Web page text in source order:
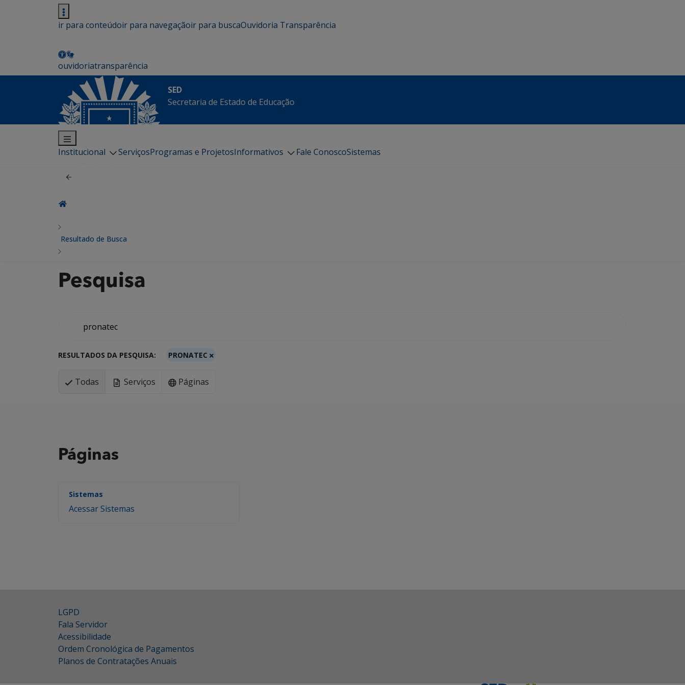
ir para conteúdoir para navegaçãoir para buscaOuvidoria Transparência
ouvidoriatransparência
SED
Secretaria de Estado de Educação
Institucional ServiçosProgramas e ProjetosInformativos Fale ConoscoSistemas
Resultado de Busca
Pesquisa
RESULTADOS DA PESQUISA: PRONATEC
Todas Serviços Páginas
Páginas
Sistemas
Acessar Sistemas
LGPD
Fala Servidor
Acessibilidade
Ordem Cronológica de Pagamentos
Planos de Contratações Anuais